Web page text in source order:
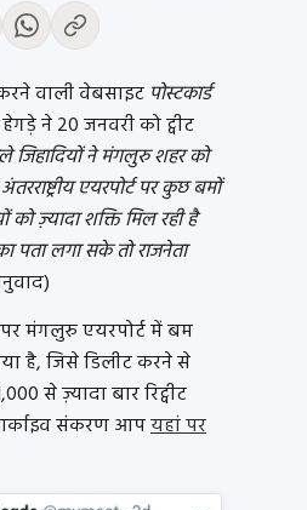
वाली वेबसाइट पोस्टकार्ड
ने 20 जनवरी को ट्वीट
जिहादियों ने मंगलुरु शहर को
एयरपोर्ट पर कुछ बमों
को ज़्यादा शक्ति मिल रही है
लगा सके तो राजनेता
मंगलुरु एयरपोर्ट में बम
है, जिसे डिलीट करने से
से ज़्यादा बार रिट्वीट
संकरण आपयहां पर